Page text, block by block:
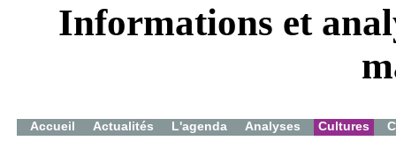
Informations et
Accueil Actualités L'agenda Analyses Cultures